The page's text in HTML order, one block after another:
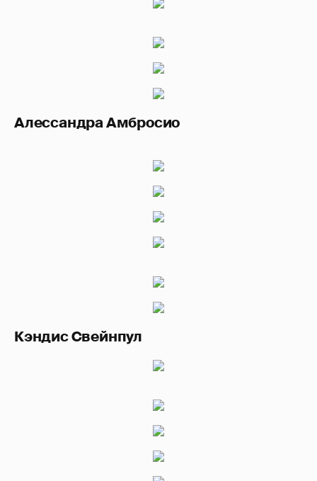
Алессандра Амбросио
Кэндис Свейнпул